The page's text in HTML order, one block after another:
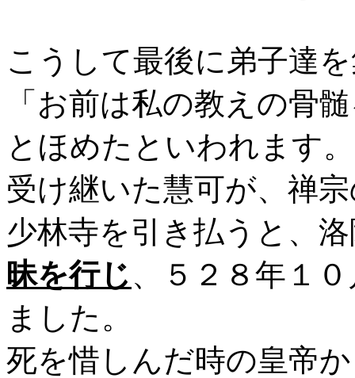
こうして最後に弟子達
「お前は私の教えの骨
とほめたといわれます
受け継いた慧可が、禅
少林寺を引き払うと、
昧を行じ 、５２８年１
ました。
死を惜しんだ時の皇帝